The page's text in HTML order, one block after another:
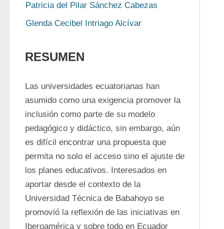
Patricia del Pilar Sánchez Cabezas
Glenda Cecibel Intriago Alcívar
RESUMEN
Las universidades ecuatorianas han
asumido como una exigencia promover la
inclusión como parte de su modelo
pedagógico y didáctico, sin embargo, aún
es difícil encontrar una propuesta que
permita no solo el acceso sino el ajuste de
los planes educativos. Interesados en
aportar desde el contexto de la
Universidad Técnica de Babahoyo se
promovió la reflexión de las iniciativas en
Iberoamérica y sobre todo en Ecuador